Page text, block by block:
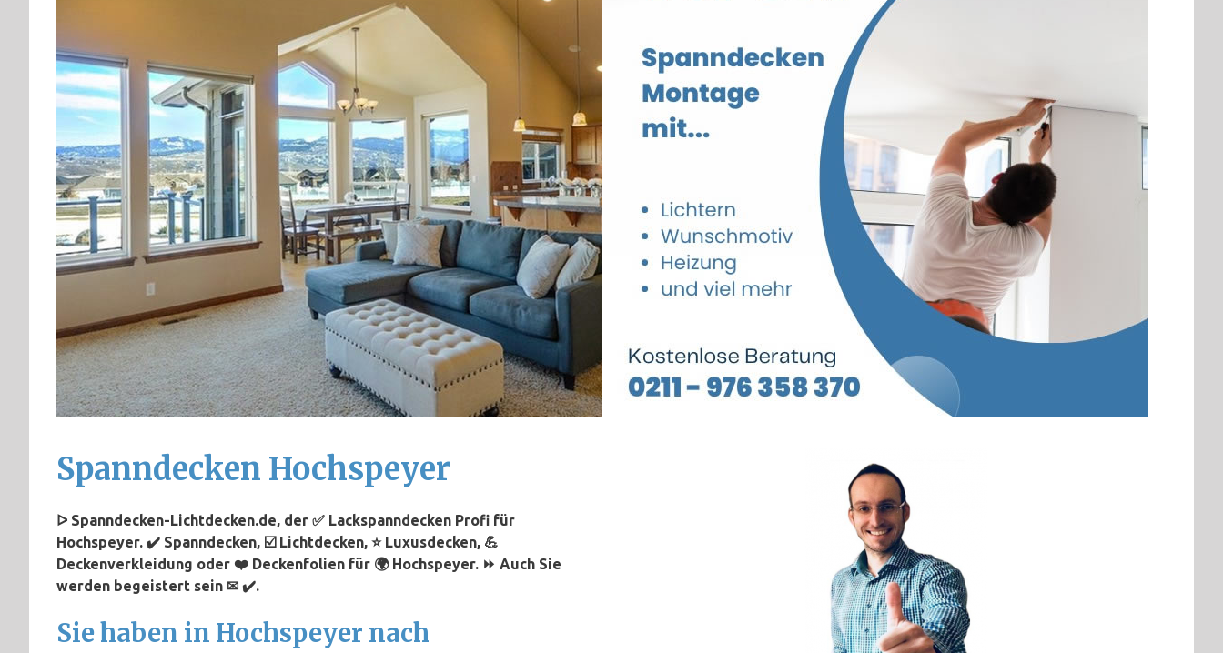
Spanndecken Hochspeyer
ᐅ Spanndecken-Lichtdecken.de, der ✅ Lackspanndecken Profi für
Hochspeyer. ✔️ Spanndecken, ☑️ Lichtdecken, ⭐ Luxusdecken, 💪
Deckenverkleidung oder ❤️ Deckenfolien für 🌍 Hochspeyer. ⏩ Auch Sie
werden begeistert sein ✉ ✔️.
Sie haben in Hochspeyer nach